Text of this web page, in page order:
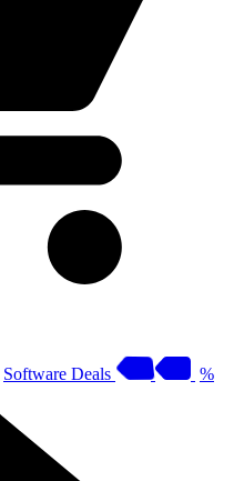
Software Deals %